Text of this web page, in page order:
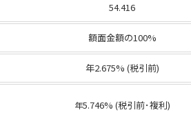
54.416
額面金額の100%
年2.675% (税引前)
年5.746% (税引前･複利)